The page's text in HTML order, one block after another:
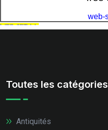
Toutes les catégories
Antiquités